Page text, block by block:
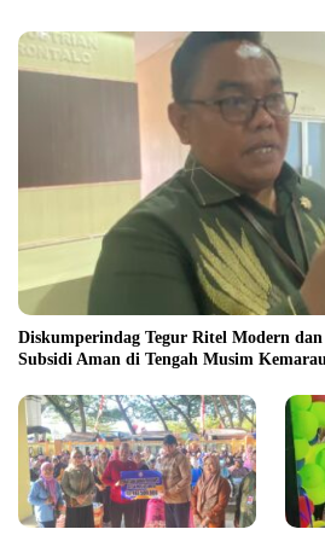
Diskumperindag Tegur Ritel Modern
Subsidi Aman di Tengah Musim Kemarau